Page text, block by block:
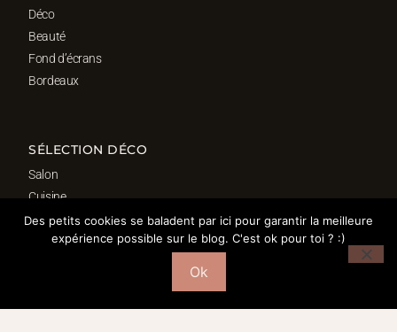
Déco
Beauté
Fond d’écrans
Bordeaux
SÉLECTION DÉCO
Salon
Cuisine
Salle de bain
Chambre
Des petits cookies se baladent par ici pour garantir la meilleure
expérience possible sur le blog. C'est ok pour toi ? :)
Ok